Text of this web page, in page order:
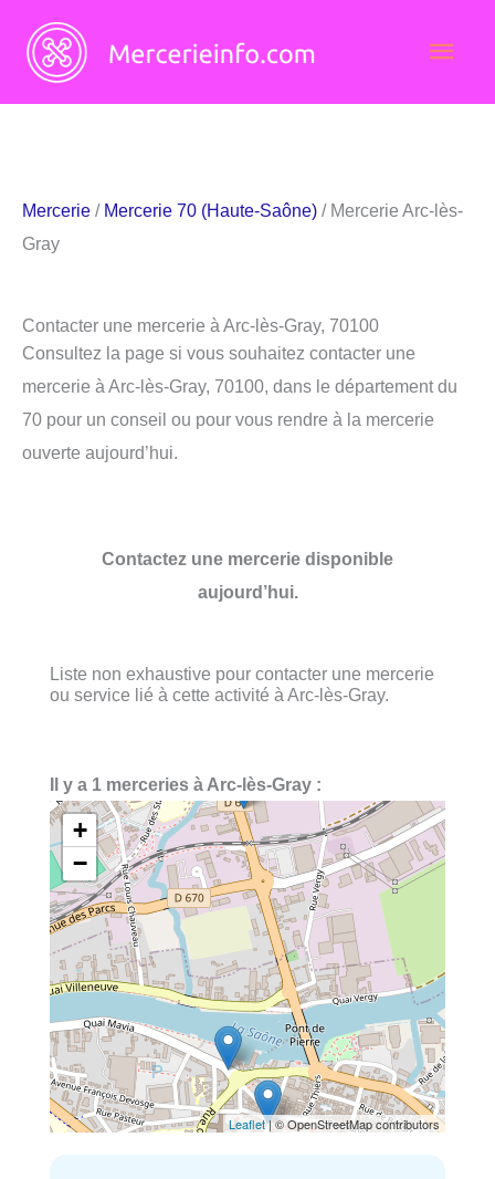
contenu
Mercerie / Mercerie 70 (Haute-Saône) / Mercerie Arc-lès-
Gray
Contacter une mercerie à Arc-lès-Gray, 70100
Consultez la page si vous souhaitez contacter une
mercerie à Arc-lès-Gray, 70100, dans le département du
70 pour un conseil ou pour vous rendre à la mercerie
ouverte aujourd’hui.
Contactez une mercerie disponible
aujourd’hui.
Liste non exhaustive pour contacter une mercerie
ou service lié à cette activité à Arc-lès-Gray.
Il y a 1 merceries à Arc-lès-Gray :
+
−
Leaflet| © OpenStreetMap contributors